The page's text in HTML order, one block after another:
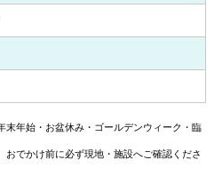
年始・お盆休み・ゴールデンウィーク・臨
でかけ前に必ず現地・施設へご確認くださ